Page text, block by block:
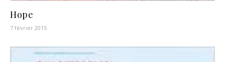
Hope
7 février 2015